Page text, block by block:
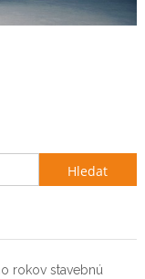
Vyhledávání
rokov stavebnú